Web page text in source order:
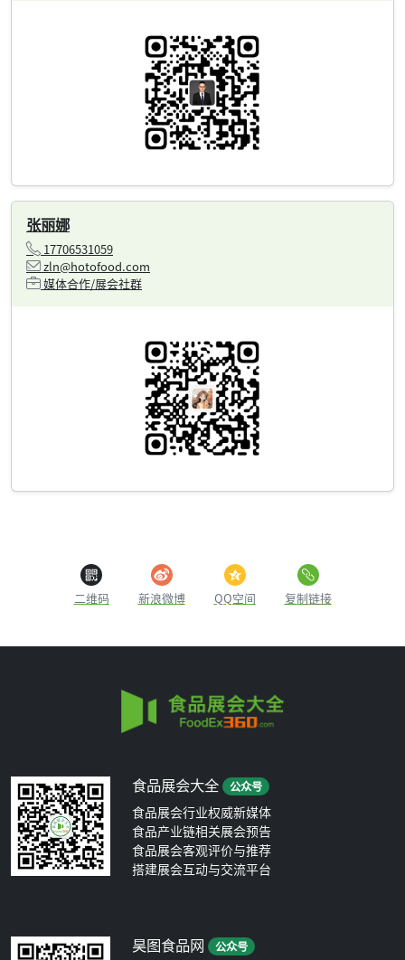
张丽娜
17706531059
zln@hotofood.com
媒体合作/展会社群
二维码 新浪微博 QQ空间 复制链接
食品展会大全 公众号
食品展会行业权威新媒体
食品产业链相关展会预告
食品展会客观评价与推荐
搭建展会互动与交流平台
昊图食品网 公众号